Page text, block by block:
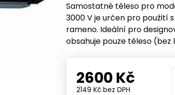
Samostatné těleso pro
3000 V je určen pro použití
rameno. Ideální pro
obsahuje pouze těleso (bez
2600 Kč
2149 Kč bez DPH